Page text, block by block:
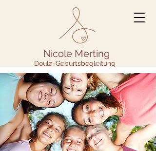
Nicole Merting
Doula-Geburtsbegleitung